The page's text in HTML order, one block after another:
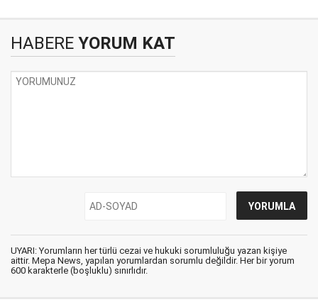
HABERE YORUM KAT
UYARI: Yorumların her türlü cezai ve hukuki sorumluluğu yazan kişiye
aittir. Mepa News, yapılan yorumlardan sorumlu değildir. Her bir yorum
600 karakterle (boşluklu) sınırlıdır.